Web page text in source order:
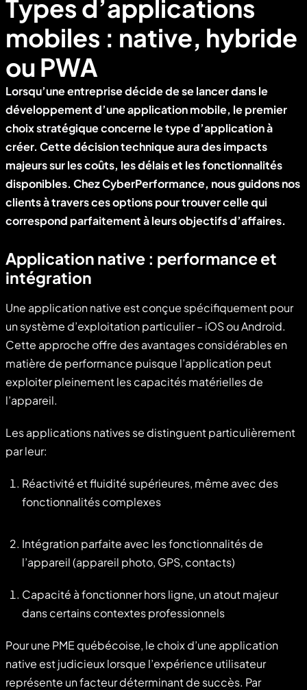
Types d’applications
mobiles : native, hybride
ou PWA
Lorsqu’une entreprise décide de se lancer dans le
développement d’une application mobile, le premier
choix stratégique concerne le type d’application à
créer. Cette décision technique aura des impacts
majeurs sur les coûts, les délais et les fonctionnalités
disponibles. Chez CyberPerformance, nous guidons nos
clients à travers ces options pour trouver celle qui
correspond parfaitement à leurs objectifs d’affaires.
Application native : performance et
intégration
Une application native est conçue spécifiquement pour
un système d’exploitation particulier – iOS ou Android.
Cette approche offre des avantages considérables en
matière de performance puisque l’application peut
exploiter pleinement les capacités matérielles de
l’appareil.
Les applications natives se distinguent particulièrement
par leur:
Réactivité et fluidité supérieures, même avec des
fonctionnalités complexes
Intégration parfaite avec les fonctionnalités de
l’appareil (appareil photo, GPS, contacts)
Capacité à fonctionner hors ligne, un atout majeur
dans certains contextes professionnels
Pour une PME québécoise, le choix d’une application
native est judicieux lorsque l’expérience utilisateur
représente un facteur déterminant de succès. Par